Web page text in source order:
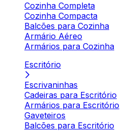
Cozinha Completa
Cozinha Compacta
Balcões para Cozinha
Armário Aéreo
Armários para Cozinha
Escritório
Escrivaninhas
Cadeiras para Escritório
Armários para Escritório
Gaveteiros
Balcões para Escritório